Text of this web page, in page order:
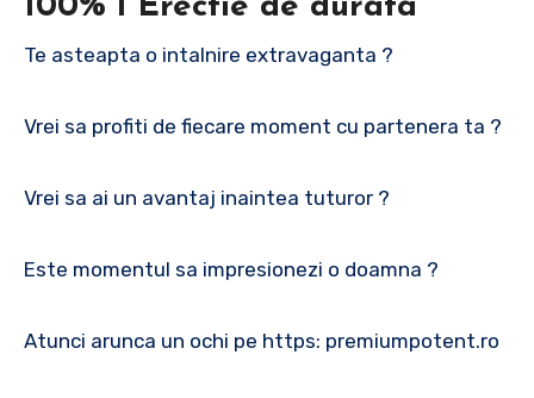
100% l Erectie de durata
Te asteapta o intalnire extravaganta ?
Vrei sa profiti de fiecare moment cu partenera ta ?
Vrei sa ai un avantaj inaintea tuturor ?
Este momentul sa impresionezi o doamna ?
Atunci arunca un ochi pe https: premiumpotent.ro